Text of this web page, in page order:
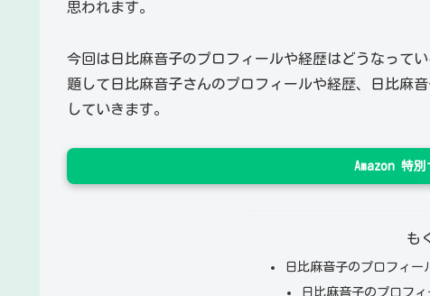
思われます。
今回は日比麻音子のプロフィールや経歴はどうなって
題して日比麻音子さんのプロフィールや経歴、日比麻
していきます。
Amazon 特
も
日比麻音子のプロフィー
日比麻音子のプロフィ